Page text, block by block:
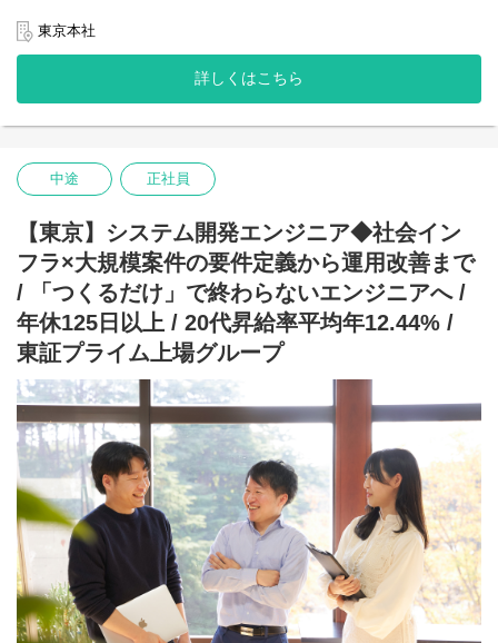
===========
◆入社後の流れ
専任講師が横にいる環境でフルタイムでの研修を実施し、「Web
システムを0から作成できるようになる」ことをゴールとして、実
践的なスキルを身につけていきます。
【カリキュラム】
・インターネットの基本
・HTML/CSS/JavaScriptを使ったフロントエンド開発
・Javaを使ったバックエンド開発
・DB（SQL）
3か月目以降からは、公共/社会基盤分野の各領域（中央省庁、地方
自治体、電力、ガス、交通、メディア等）におけるシステムエン
ジニアのポジションをお任せします！
先輩社員と一緒に案件参画していただき、まずは広く経験を積む
ことを第一に考えながら、最短でスキルアップを目指すことがで
きます。
≪「会社が利益をため込むより、社員に還元する方が成長につな
がる」という創業時からの考えが制度に反映されています。≫
【査定時期】
年2回：8月 / 2月に査定を実施
【評価軸】※詳細は「SALTO Entrance Book」へ記載
①：メンバーとして現場業務にコミット
②：①+α（成果物・リーダー業務や単価UP、案件拡充等、その他
社内業務に対する目標達成）
→自身で半期ごとに選択可能（役職者は②必須）
東京本社
詳しくはこちら
中途 正社員
【東京】システム開発エンジニア◆社会イン
フラ×大規模案件の要件定義から運用改善まで
/ 「つくるだけ」で終わらないエンジニアへ /
年休125日以上 / 20代昇給率平均年12.44% /
東証プライム上場グループ